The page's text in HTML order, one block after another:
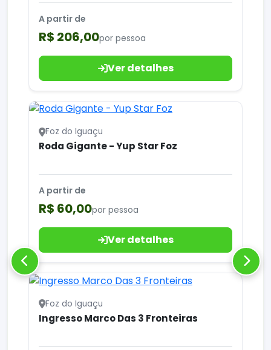
A partir de
R$ 206,00por pessoa
Ver detalhes
Foz do Iguaçu
Roda Gigante - Yup Star Foz
A partir de
R$ 60,00por pessoa
Ver detalhes
Foz do Iguaçu
Ingresso Marco Das 3 Fronteiras